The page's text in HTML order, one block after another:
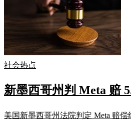
社会热点
新墨西哥州判 Meta 赔
美国新墨西哥州法院判定 Meta 赔